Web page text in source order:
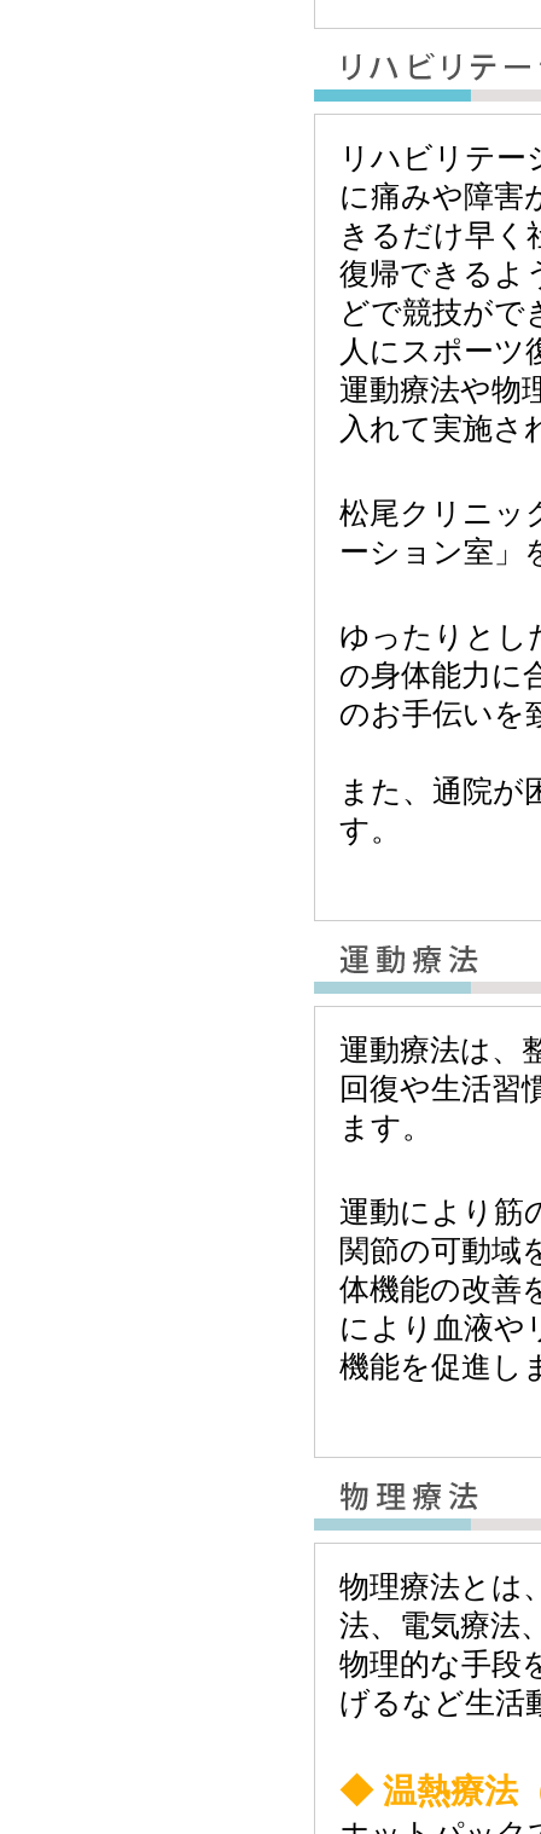
リハビリテー
に痛みや障害
きるだけ早く
復帰できるよ
どで競技がで
人にスポーツ
運動療法や物
入れて実施さ
松尾クリニッ
ーション室」
ゆったりとし
の身体能力に
のお手伝いを
また、通院が
す。
運動療法は、
回復や生活習
ます。
運動により筋
関節の可動域
体機能の改善
により血液や
機能を促進し
物理療法とは
法、電気療法
物理的な手段
げるなど生活
◆ 温熱療法